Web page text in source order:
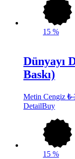
15 %
Dünyayı
Baskı)
Metin Cengiz ₺
DetailBuy
15 %